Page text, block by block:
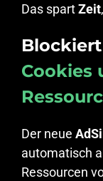
Das spartZeit,
Blockiert
Cookies
Der neue
automatisch
Ressourcen